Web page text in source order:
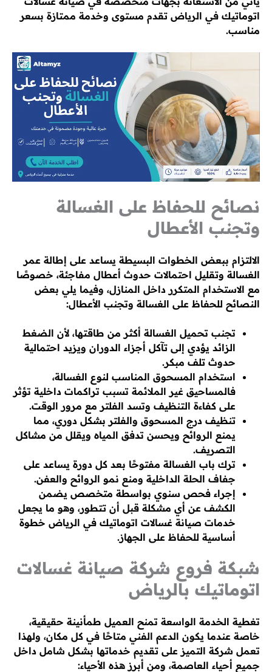
اتوماتيك في الرياض تقدم مستوى وخدمة ممتازة بسعر
مناسب.
نصائح للحفاظ على الغسالة
وتجنب الأعطال
الالتزام ببعض الخطوات البسيطة يساعد على إطالة عمر
الغسالة وتقليل احتمالات حدوث أعطال مفاجئة، خصوصًا
مع الاستخدام المتكرر داخل المنازل، وفيما يلي بعض
النصائح للحفاظ على الغسالة وتجنب الأعطال:
تجنب تحميل الغسالة أكثر من طاقتها، لأن الضغط
الزائد يؤدي إلى تآكل أجزاء الدوران ويزيد احتمالية
حدوث تلف مبكر.
استخدام المسحوق المناسب لنوع الغسالة،
فالمساحيق غير الملائمة تسبب تراكمات داخلية تؤثر
على كفاءة التنظيف وتسد الفلتر مع مرور الوقت.
تنظيف درج المسحوق والفلتر بشكل دوري، مما
يمنع الروائح ويحسن تدفق المياه ويقلل من مشاكل
التصريف.
ترك باب الغسالة مفتوحًا بعد كل دورة يساعد على
جفاف الحلة الداخلية ومنع نمو الروائح والعفن.
إجراء فحص سنوي بواسطة متخصص يضمن
الكشف عن أي مشكلة قبل أن تتطور، وهو ما يجعل
خدمات صيانة غسالات اتوماتيك في الرياض خطوة
أساسية للحفاظ على الجهاز.
شبكة فروع شركة صيانة غسالات
اتوماتيك بالرياض
تغطية الخدمة الواسعة تمنح العميل طمأنينة حقيقية،
خاصة عندما يكون الدعم الفني متاحًا في كل مكان، ولهذا
تعمل شركة التميز على تقديم خدماتها بشكل شامل داخل
جميع أحياء العاصمة، ومن أبرز هذه الأحياء: